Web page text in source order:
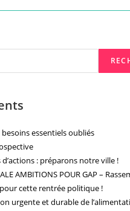
Les
Gap
essentiels oubliés
: préparons notre ville !
AMBITIONS POUR GAP –
cette rentrée politique !
urgente et durable de